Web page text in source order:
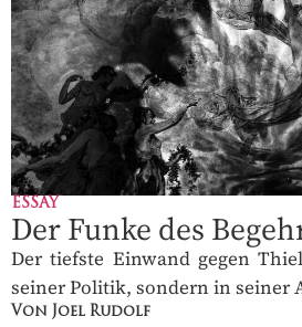
ESSAY
Der Funke des
Der tiefste Einwand gegen
seiner Politik, sondern in seiner
Von Joel Rudolf